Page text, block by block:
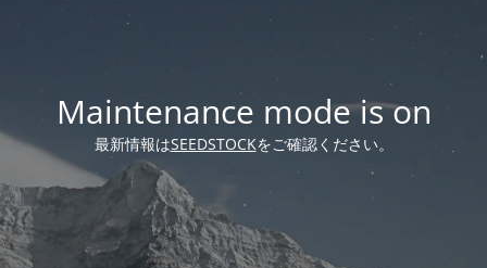
Maintenance mode is on
最新情報はSEEDSTOCKをご確認ください。